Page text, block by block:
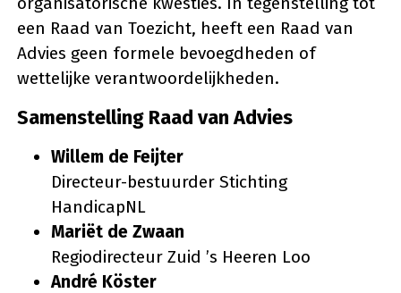
een Raad van Toezicht, heeft een Raad van
Advies geen formele bevoegdheden of
wettelijke verantwoordelijkheden.
Samenstelling Raad van Advies
Willem de Feijter
Directeur-bestuurder Stichting
HandicapNL
Mariët de Zwaan
Regiodirecteur Zuid ’s Heeren Loo
André Köster